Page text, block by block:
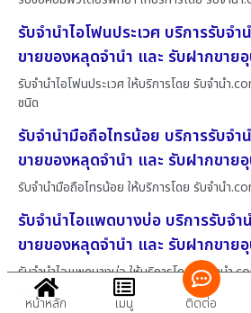
รับจำนำไอโฟนประเวศ บริการรับจ
ขายของหลุดจำนำ และ รับฝากขาย
รับจำนำไอโฟนประเวศ ให้บริการโดย รับจํานํา
ชนิด
รับจำนำมือถือไทรน้อย บริการรับจ
ขายของหลุดจำนำ และ รับฝากขาย
รับจำนำมือถือไทรน้อย ให้บริการโดย รับจํานํา
รับจำนำไอแพดบางบ่อ บริการรับจ
ขายของหลุดจำนำ และ รับฝากขาย
รับจำนำไอแพดบางบ่อ ให้บริการโดย รับจํานํา
ชนิด
หน้าหลัก เมนู ติดต่อ